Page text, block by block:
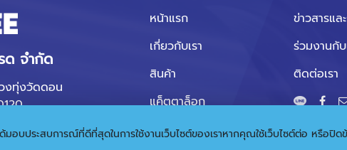
ด จำกัด
งทุ่งวัดดอน
หน้าแรก
เกี่ยวกับเรา
สินค้า
แค็ตตาล็อก
ข่าวสารแล
ร่วมงานกับ
ติดต่อเรา
© 2020 Copyright:
ได้มอบประสบการณ์ที่ดีที่สุดในการใช้งานเว็บไซต์ของเราหากคุณใช้เว็บไซต์ต่อ หรือ